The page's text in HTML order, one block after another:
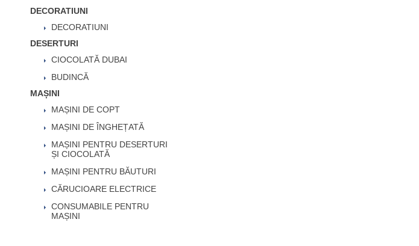
DECORATIUNI
DECORATIUNI
DESERTURI
CIOCOLATĂ DUBAI
BUDINCĂ
MAȘINI
MAȘINI DE COPT
MAȘINI DE ÎNGHEȚATĂ
MAȘINI PENTRU DESERTURI
ȘI CIOCOLATĂ
MAȘINI PENTRU BĂUTURI
CĂRUCIOARE ELECTRICE
CONSUMABILE PENTRU
MAȘINI